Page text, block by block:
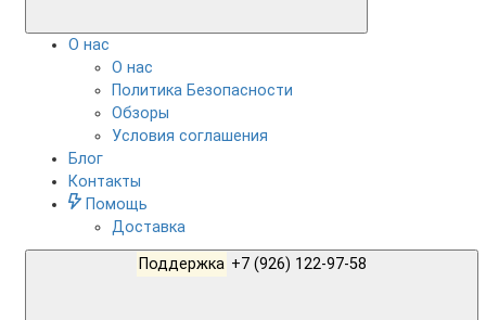
О нас
О нас
Политика Безопасности
Обзоры
Условия соглашения
Блог
Контакты
Помощь
Доставка
Поддержка